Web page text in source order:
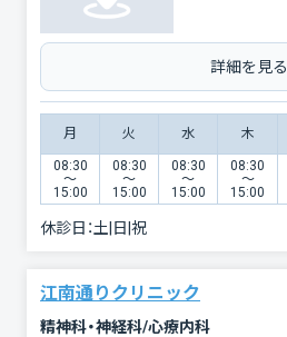
詳細を見る
月 火 水 木
08:30
〜
15:00
08:30
〜
15:00
08:30
〜
15:00
08:30
〜
15:00
休診日：土|日|祝
江南通りクリニック
精神科・神経科/心療内科